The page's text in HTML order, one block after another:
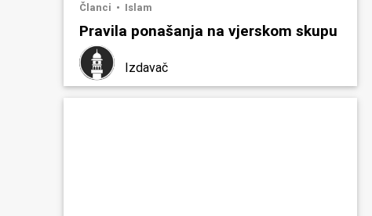
Članci Islam
Pravila ponašanja na vjerskom skupu
Izdavač